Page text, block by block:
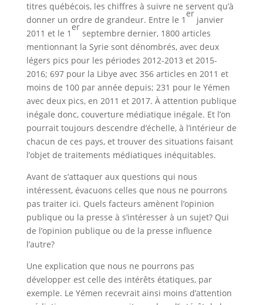
titres québécois, les chiffres à suivre ne servent qu’à
donner un ordre de grandeur. Entre le 1
er
janvier
2011 et le 1
er
septembre dernier, 1800 articles
mentionnant la Syrie sont dénombrés, avec deux
légers pics pour les périodes 2012-2013 et 2015-
2016; 697 pour la Libye avec 356 articles en 2011 et
moins de 100 par année depuis; 231 pour le Yémen
avec deux pics, en 2011 et 2017. À attention publique
inégale donc, couverture médiatique inégale. Et l’on
pourrait toujours descendre d’échelle, à l’intérieur de
chacun de ces pays, et trouver des situations faisant
l’objet de traitements médiatiques inéquitables.
Avant de s’attaquer aux questions qui nous
intéressent, évacuons celles que nous ne pourrons
pas traiter ici. Quels facteurs amènent l’opinion
publique ou la presse à s’intéresser à un sujet? Qui
de l’opinion publique ou de la presse influence
l’autre?
Une explication que nous ne pourrons pas
développer est celle des intérêts étatiques, par
exemple. Le Yémen recevrait ainsi moins d’attention